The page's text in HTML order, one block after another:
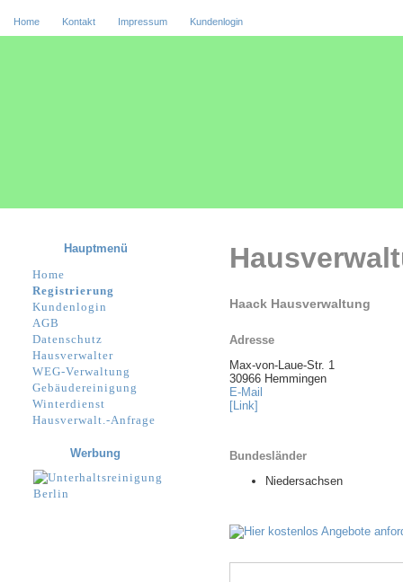
Home Kontakt Impressum Kundenlogin
Haack Hausverwaltung
Adresse
Max-von-Laue-Str. 1
30966 Hemmingen
E-Mail
[Link]
Bundesländer
Niedersachsen
Hauptmenü
Home
Registrierung
Kundenlogin
AGB
Datenschutz
Hausverwalter
WEG-Verwaltung
Gebäudereinigung
Winterdienst
Hausverwalt.-Anfrage
Werbung